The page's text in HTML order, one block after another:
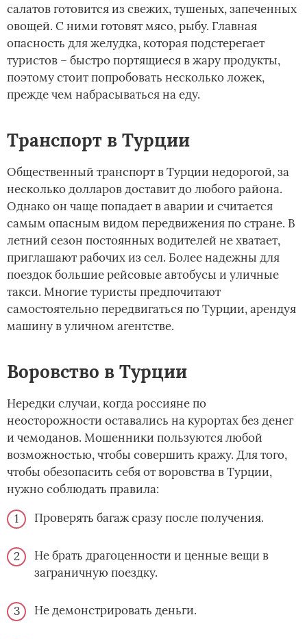
салатов готовится из свежих, тушеных, запеченных
овощей. С ними готовят мясо, рыбу. Главная
опасность для желудка, которая подстерегает
туристов – быстро портящиеся в жару продукты,
поэтому стоит попробовать несколько ложек,
прежде чем набрасываться на еду.
Транспорт в Турции
Общественный транспорт в Турции недорогой, за
несколько долларов доставит до любого района.
Однако он чаще попадает в аварии и считается
самым опасным видом передвижения по стране. В
летний сезон постоянных водителей не хватает,
приглашают рабочих из сел. Более надежны для
поездок большие рейсовые автобусы и уличные
такси. Многие туристы предпочитают
самостоятельно передвигаться по Турции, арендуя
машину в уличном агентстве.
Воровство в Турции
Нередки случаи, когда россияне по
неосторожности оставались на курортах без денег
и чемоданов. Мошенники пользуются любой
возможностью, чтобы совершить кражу. Для того,
чтобы обезопасить себя от воровства в Турции,
нужно соблюдать правила:
Проверять багаж сразу после получения.
Не брать драгоценности и ценные вещи в
заграничную поездку.
Не демонстрировать деньги.